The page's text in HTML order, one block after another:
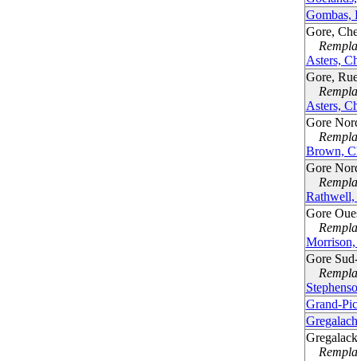
Gombas,
Gore,
Asters,
Gore,
Asters,
Gore
Brown,
Gore
Rathwell,
Gore
Gore
Grand-